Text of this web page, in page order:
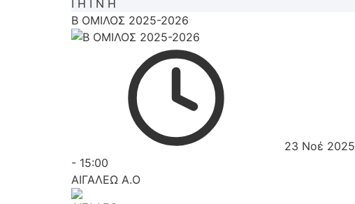
Ι Η Ι Ν Η
Β ΟΜΙΛΟΣ 2025-2026
23 Νοέ 2025
- 15:00
ΑΙΓΑΛΕΩ A.O